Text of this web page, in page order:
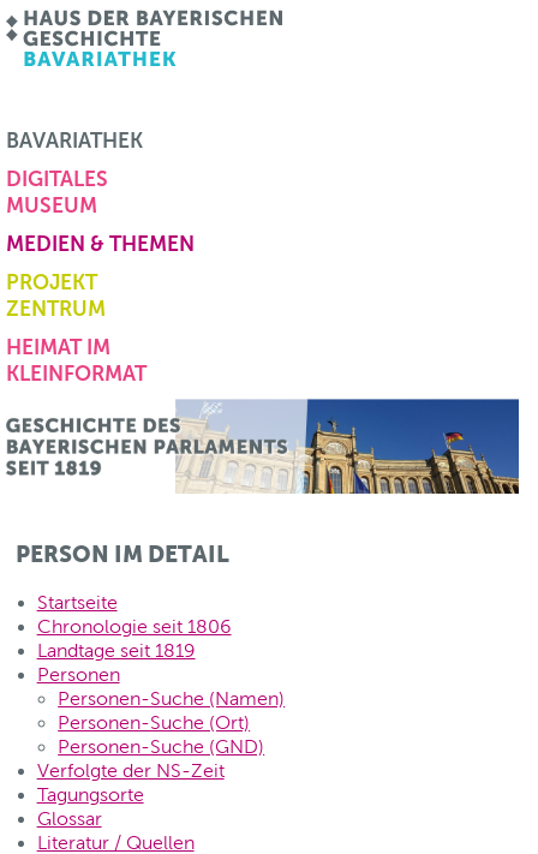
BAVARIATHEK
DIGITALES
MUSEUM
MEDIEN & THEMEN
PROJEKT
ZENTRUM
HEIMAT IM
KLEINFORMAT
PERSON IM DETAIL
Startseite
Chronologie seit 1806
Landtage seit 1819
Personen
Personen-Suche (Namen)
Personen-Suche (Ort)
Personen-Suche (GND)
Verfolgte der NS-Zeit
Tagungsorte
Glossar
Literatur / Quellen